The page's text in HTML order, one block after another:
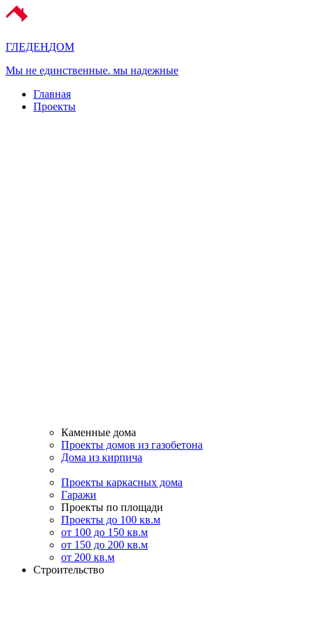
ГЛЕДЕНДОМ
Мы не единственные. мы надежные
Главная
Проекты
Каменные дома
Проекты домов из газобетона
Дома из кирпича
Проекты каркасных дома
Гаражи
Проекты по площади
Проекты до 100 кв.м
от 100 до 150 кв.м
от 150 до 200 кв.м
от 200 кв.м
Строительство